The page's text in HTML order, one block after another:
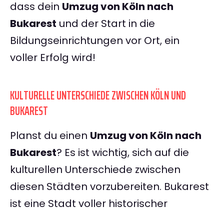
dass dein Umzug von Köln nach
Bukarest und der Start in die
Bildungseinrichtungen vor Ort, ein
voller Erfolg wird!
KULTURELLE UNTERSCHIEDE ZWISCHEN KÖLN UND
BUKAREST
Planst du einen Umzug von Köln nach
Bukarest? Es ist wichtig, sich auf die
kulturellen Unterschiede zwischen
diesen Städten vorzubereiten. Bukarest
ist eine Stadt voller historischer